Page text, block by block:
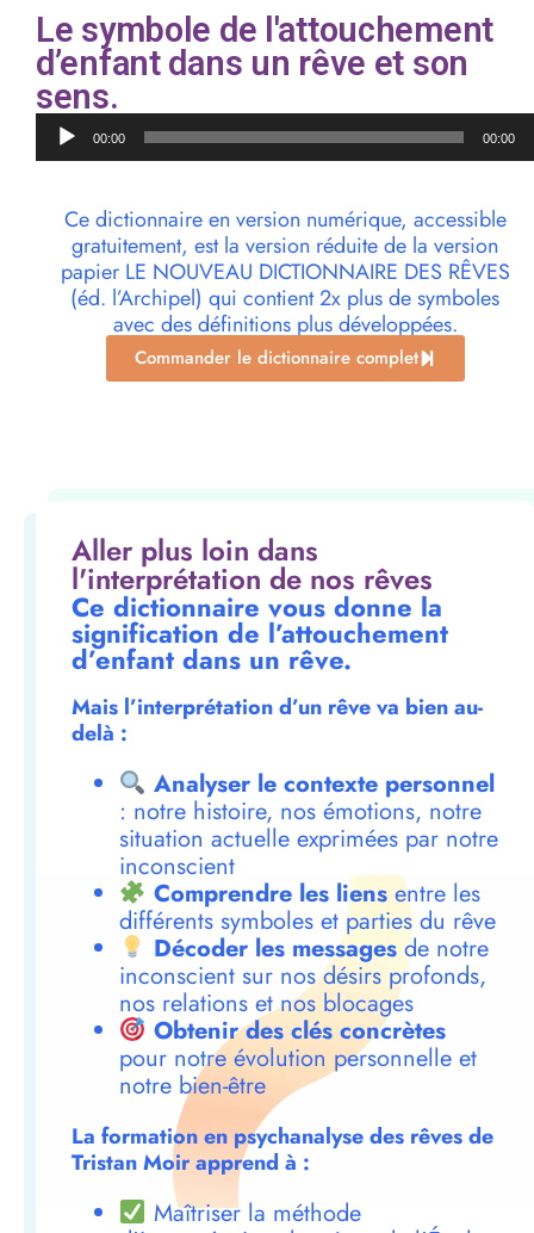
Le symbole de l'attouchement
d’enfant dans un rêve et son
sens.
Lecteur
audio00:00 00:00
Ce dictionnaire en version numérique, accessible
gratuitement, est la version réduite de la version
papier LE NOUVEAU DICTIONNAIRE DES RÊVES
(éd. l’Archipel) qui contient 2x plus de symboles
avec des définitions plus développées.
Commander le dictionnaire complet
Aller plus loin dans
l'interprétation de nos rêves
Ce dictionnaire vous donne la
signification de l’attouchement
d’enfant dans un rêve.
Mais l’interprétation d’un rêve va bien au-
delà :
Analyser le contexte personnel
: notre histoire, nos émotions, notre
situation actuelle exprimées par notre
inconscient
Comprendre les liensentre les
différents symboles et parties du rêve
Décoder les messagesde notre
inconscient sur nos désirs profonds,
nos relations et nos blocages
Obtenir des clés concrètes
pour notre évolution personnelle et
notre bien-être
La formation en psychanalyse des rêves de
Tristan Moir apprend à :
Maîtriser la méthode